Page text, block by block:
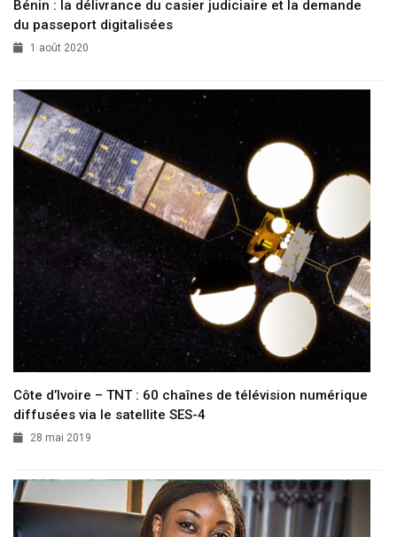
Bénin : la délivrance du casier judiciaire et la demande
du passeport digitalisées
1 août 2020
Côte d’Ivoire – TNT : 60 chaînes de télévision numérique
diffusées via le satellite SES-4
28 mai 2019